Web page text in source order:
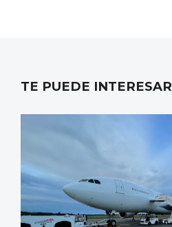
TE PUEDE INTERESAR